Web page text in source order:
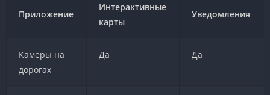
Приложение
Интерактивные
карты
Уведомления
Камеры на
дорогах
Да Да